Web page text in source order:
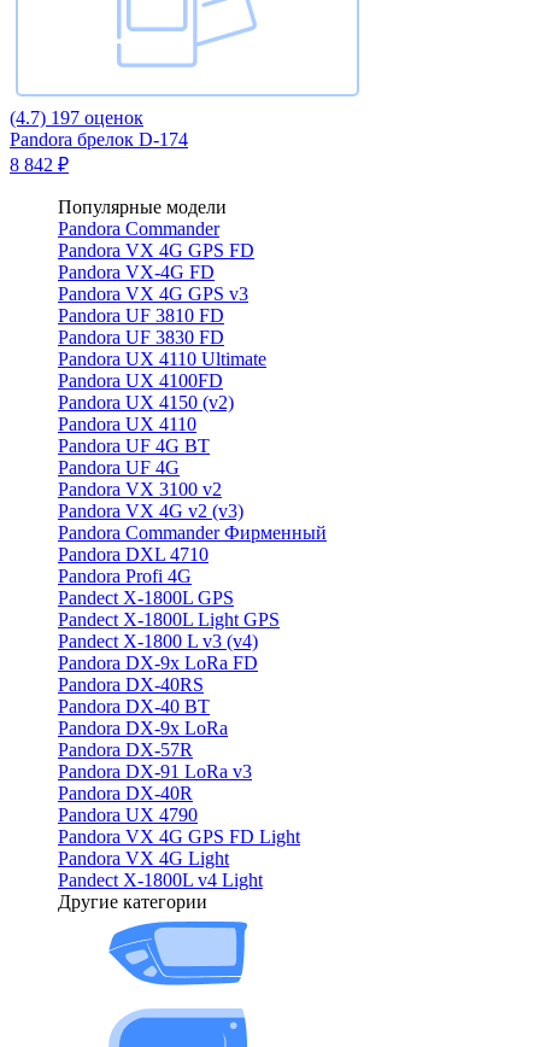
(4.7) 197 оценок
Pandora брелок D-174
8 842 ₽
Популярные модели
Pandora Commander
Pandora VX 4G GPS FD
Pandora VX-4G FD
Pandora VX 4G GPS v3
Pandora UF 3810 FD
Pandora UF 3830 FD
Pandora UX 4110 Ultimate
Pandora UX 4100FD
Pandora UX 4150 (v2)
Pandora UX 4110
Pandora UF 4G BT
Pandora UF 4G
Pandora VX 3100 v2
Pandora VX 4G v2 (v3)
Pandora Commander Фирменный
Pandora DXL 4710
Pandora Profi 4G
Pandect X-1800L GPS
Pandect X-1800L Light GPS
Pandect X-1800 L v3 (v4)
Pandora DX-9x LoRa FD
Pandora DX-40RS
Pandora DX-40 BT
Pandora DX-9x LoRa
Pandora DX-57R
Pandora DX-91 LoRa v3
Pandora DX-40R
Pandora UX 4790
Pandora VX 4G GPS FD Light
Pandora VX 4G Light
Pandect X-1800L v4 Light
Другие категории